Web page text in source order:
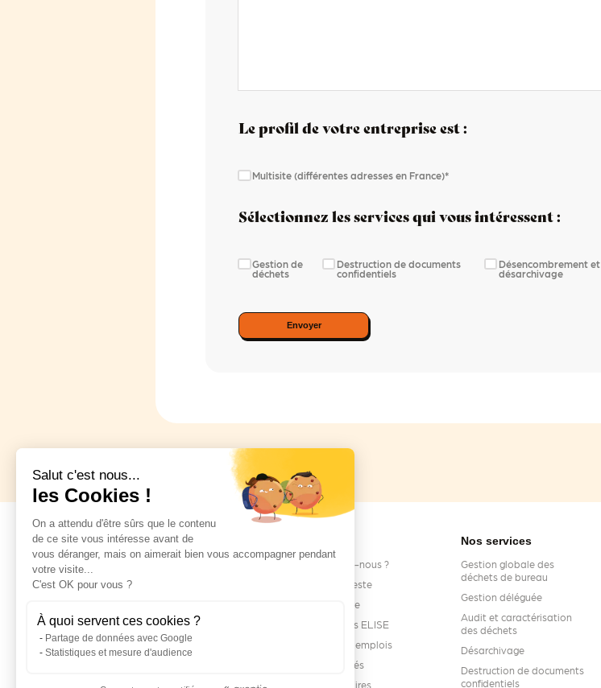
Le profil de votre entreprise est :
Multisite (différentes adresses en France)*
Sélectionnez les services qui vous intéressent :
Gestion de
déchets
Destruction de documents
confidentiels
Désencombrement et
désarchivage
Envoyer
Qui sommes-nous ?
Notre manifeste
Notre histoire
Tous les sites ELISE
Nos offres d'emplois
Nos actualités
Nos partenaires
Nos services
Gestion globale des
déchets de bureau
Gestion déléguée
Audit et caractérisation
des déchets
Désarchivage
Destruction de documents
confidentiels
Salut c'est nous...
les Cookies !
On a attendu d'être sûrs que le contenu
de ce site vous intéresse avant de
vous déranger, mais on aimerait bien vous accompagner pendant
votre visite...
C'est OK pour vous ?
À quoi servent ces cookies ?
Partage de données avec Google
Statistiques et mesure d'audience